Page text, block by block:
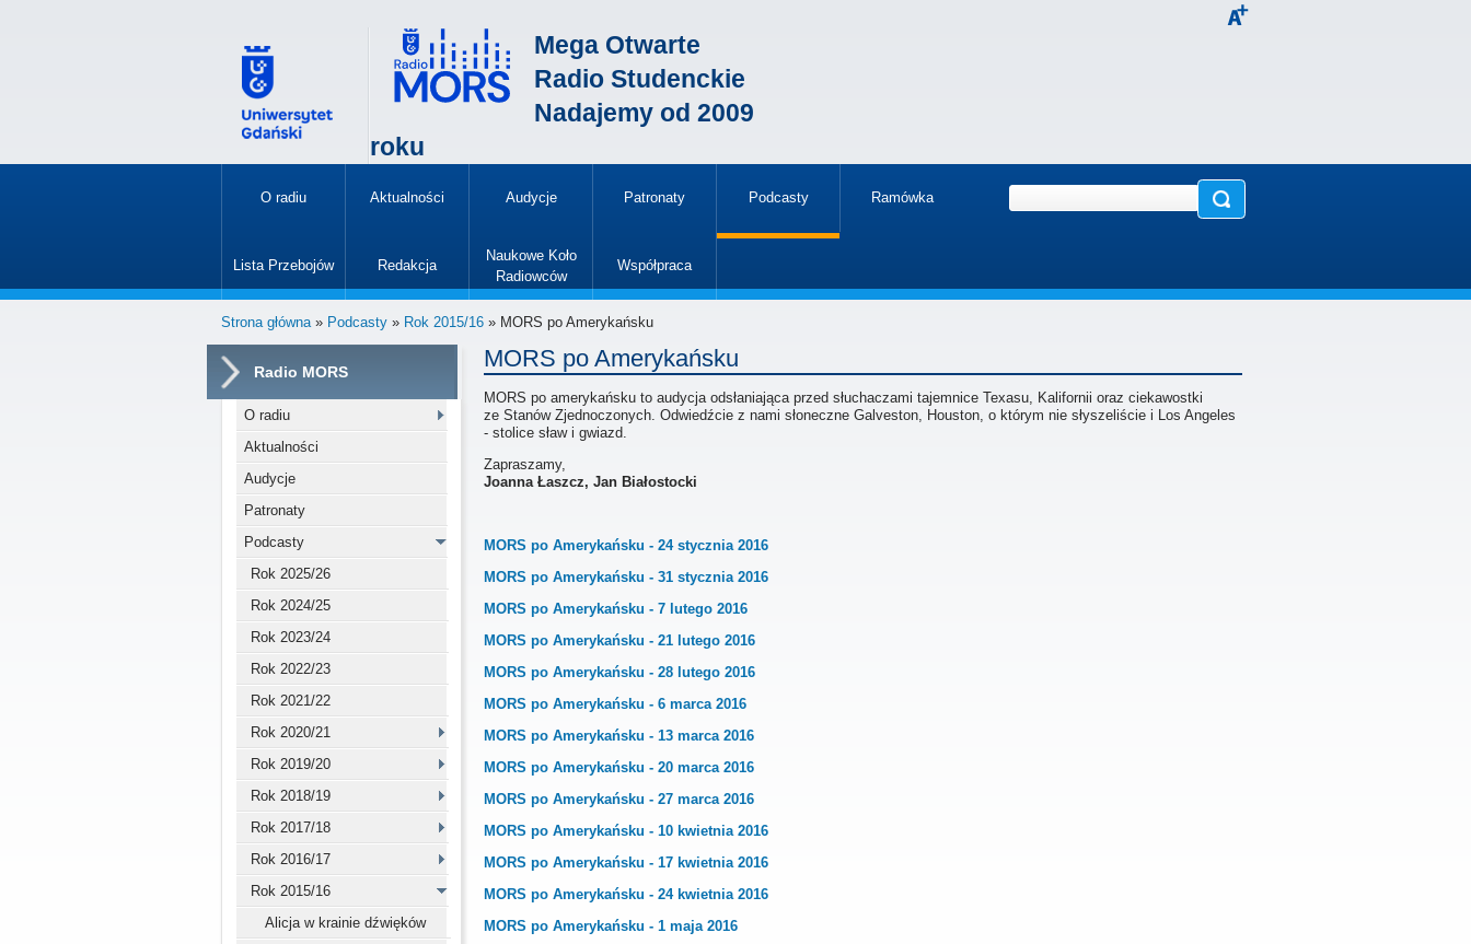
Mega Otwarte
Radio Studenckie
Nadajemy od 2009
roku
O radiu Aktualności Audycje Patronaty Podcasty
»
Ramówka
Lista Przebojów Redakcja
Naukowe Koło
Radiowców
Współpraca
Strona główna» Podcasty » Rok 2015/16 » MORS po Amerykańsku
Radio MORS
O radiu
Aktualności
Audycje
Patronaty
Podcasty
Rok 2025/26
Rok 2024/25
Rok 2023/24
Rok 2022/23
Rok 2021/22
Rok 2020/21
Rok 2019/20
Rok 2018/19
Rok 2017/18
Rok 2016/17
Rok 2015/16
Alicja w krainie dźwięków
MORS po Amerykańsku
MORS po amerykańsku to audycja odsłaniająca przed słuchaczami tajemnice Texasu, Kalifornii oraz ciekawostki
ze Stanów Zjednoczonych. Odwiedźcie z nami słoneczne Galveston, Houston, o którym nie słyszeliście i Los Angeles
- stolice sław i gwiazd.
Zapraszamy,
Joanna Łaszcz, Jan Białostocki
MORS po Amerykańsku - 24 stycznia 2016
MORS po Amerykańsku - 31 stycznia 2016
MORS po Amerykańsku - 7 lutego 2016
MORS po Amerykańsku - 21 lutego 2016
MORS po Amerykańsku - 28 lutego 2016
MORS po Amerykańsku - 6 marca 2016
MORS po Amerykańsku - 13 marca 2016
MORS po Amerykańsku - 20 marca 2016
MORS po Amerykańsku - 27 marca 2016
MORS po Amerykańsku - 10 kwietnia 2016
MORS po Amerykańsku - 17 kwietnia 2016
MORS po Amerykańsku - 24 kwietnia 2016
MORS po Amerykańsku - 1 maja 2016